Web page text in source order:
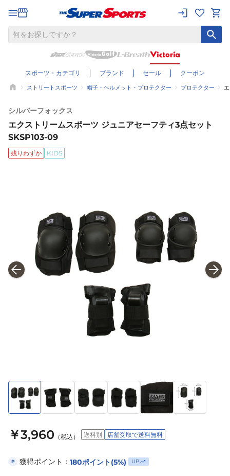
スポーツ・カテゴリ ブランド セール クーポン
ストリートスポーツ 帽子・ヘルメット・プロテクター プロテクター
シルバーフォックス
エクストリームスポーツ ジュニアセーフティ3点セット
SKSP103-09
残りわずか KIDS
￥3,960 （税込） 送料別 店舗受取で送料無料
P 獲得ポイント： 180ポイント(5%) UP